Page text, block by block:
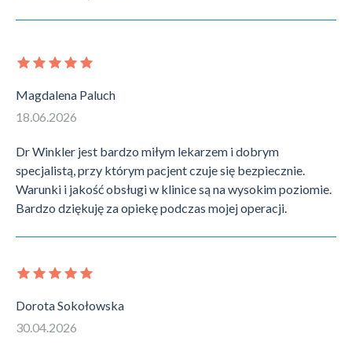
Magdalena Paluch
18.06.2026
Dr Winkler jest bardzo miłym lekarzem i dobrym
specjalistą, przy którym pacjent czuje się bezpiecznie.
Warunki i jakość obsługi w klinice są na wysokim poziomie.
Bardzo dziękuję za opiekę podczas mojej operacji.
Dorota Sokołowska
30.04.2026